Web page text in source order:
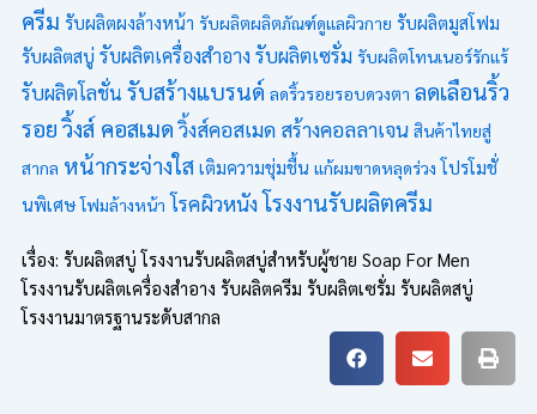
ครีม รับผลิตผงล้างหน้า รับผลิตผลิตภัณฑ์ดูแลผิวกาย รับผลิตมูสโฟม
รับผลิตสบู่ รับผลิตเครื่องสำอาง รับผลิตเซรั่ม รับผลิตโทนเนอร์รักแร้
รับผลิตโลชั่น รับสร้างแบรนด์ ลดริ้วรอยรอบดวงตา ลดเลือนริ้ว
รอย วิ้งส์ คอสเมด วิ้งส์คอสเมด สร้างคอลลาเจน สินค้าไทยสู่
สากล หน้ากระจ่างใส เติมความชุ่มชื้น แก้ผมขาดหลุดร่วง โปรโมชั่
นพิเศษ โฟมล้างหน้า โรคผิวหนังโรงงานรับผลิตครีม
เรื่อง: รับผลิตสบู่ โรงงานรับผลิตสบู่สำหรับผู้ชาย Soap For Men
โรงงานรับผลิตเครื่องสำอาง รับผลิตครีม รับผลิตเซรั่ม รับผลิตสบู่
โรงงานมาตรฐานระดับสากล